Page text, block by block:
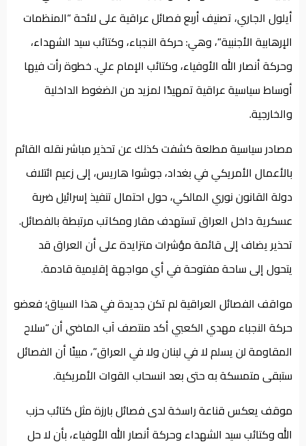
أيلول الجاري، تصنيف أربع فصائل عراقية على لائحة “المنظمات
الإرهابية الأجنبية”، وهي: حركة النجباء، وكتائب سيد الشهداء،
وحركة أنصار الله الأوفياء، وكتائب الإمام علي. خطوة رأت فيها
أوساط سياسية عراقية تمهيدًا لمزيد من الضغوط الداخلية
والخارجية.
مصادر سياسية مطلعة كشفت كذلك عن تحذير مباشر نقله القائم
بالأعمال الأمريكي في بغداد، جوشوا هاريس، إلى زعيم ائتلاف
دولة القانون نوري المالكي، حول احتمال تنفيذ إسرائيل ضربة
عسكرية داخل العراق تستهدف مقار ومكاتب مرتبطة بالفصائل.
تحذير يضاف إلى قائمة مؤشرات متزايدة على أن العراق قد
يتحول إلى ساحة مفتوحة في أي مواجهة إقليمية قادمة.
مواقف الفصائل العراقية لم تكن جديدة في هذا السياق؛ فعضو
حركة النجباء مهدي الكعبي أكد منتصف آب الماضي أن “سلاح
المقاومة لن يسلم لا في لبنان ولا في العراق”، مبينًا أن الفصائل
ستبقى متمسكة به حتى بعد انسحاب القوات الأمريكية.
موقف يعكس قناعة راسخة لدى فصائل بارزة مثل كتائب حزب
الله وكتائب سيد الشهداء وحركة أنصار الله الأوفياء، بأن لا حل